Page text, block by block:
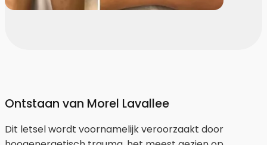
Ontstaan van Morel Lavallee
Dit letsel wordt voornamelijk veroorzaakt door